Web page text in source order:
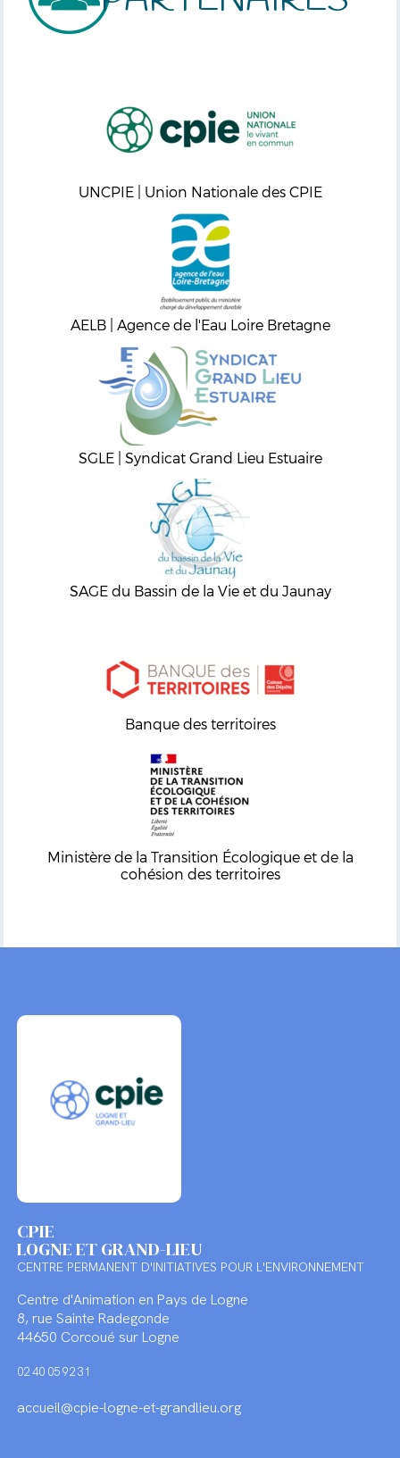
UNCPIE | Union Nationale des CPIE
AELB | Agence de l'Eau Loire Bretagne
SGLE | Syndicat Grand Lieu Estuaire
SAGE du Bassin de la Vie et du Jaunay
Banque des territoires
Ministère de la Transition Écologique et de la
cohésion des territoires
CPIE
LOGNE ET GRAND-LIEU
CENTRE PERMANENT D'INITIATIVES POUR L'ENVIRONNEMENT
Centre d'Animation en Pays de Logne
8, rue Sainte Radegonde
44650 Corcoué sur Logne
02 40 05 92 31
accueil@cpie-logne-et-grandlieu.org